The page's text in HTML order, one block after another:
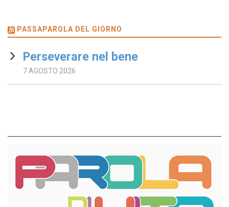
PASSAPAROLA DEL GIORNO
Perseverare nel bene
7 AGOSTO 2026